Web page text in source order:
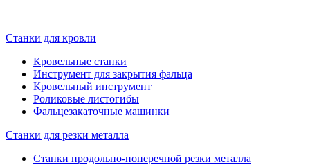
Станки для кровли
Кровельные станки
Инструмент для закрытия фальца
Кровельный инструмент
Роликовые листогибы
Фальцезакаточные машинки
Станки для резки металла
Станки продольно-поперечной резки металла